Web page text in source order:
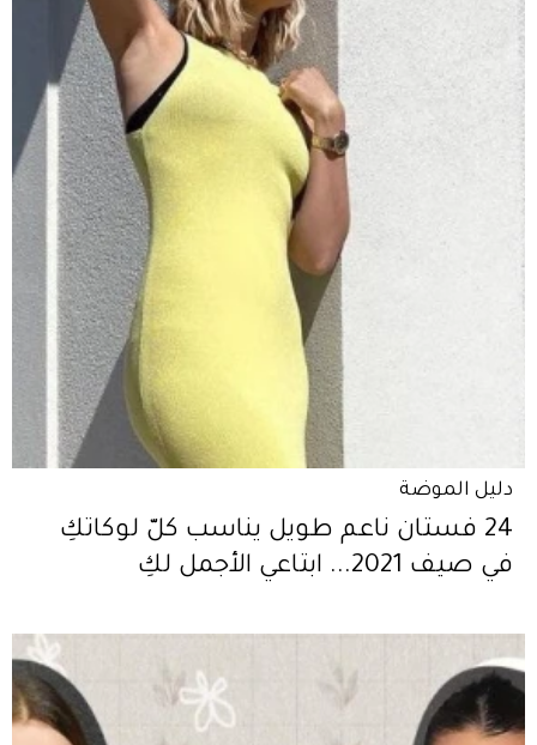
دليل الموضة
24 فستان ناعم طويل يناسب كلّ لوكاتكِ
في صيف 2021... ابتاعي الأجمل لكِ